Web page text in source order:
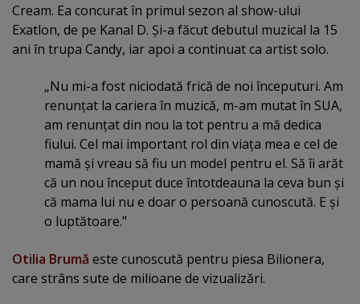
Cream. Ea concurat în primul sezon al show-ului
Exatlon, de pe Kanal D. Şi-a făcut debutul muzical la 15
ani în trupa Candy, iar apoi a continuat ca artist solo.
„Nu mi-a fost niciodată frică de noi începuturi. Am
renunţat la cariera în muzică, m-am mutat în SUA,
am renunţat din nou la tot pentru a mă dedica
fiului. Cel mai important rol din viaţa mea e cel de
mamă şi vreau să fiu un model pentru el. Să îi arăt
că un nou început duce întotdeauna la ceva bun şi
că mama lui nu e doar o persoană cunoscută. E şi
o luptătoare.”
Otilia Brumă este cunoscută pentru piesa Bilionera,
care strâns sute de milioane de vizualizări.